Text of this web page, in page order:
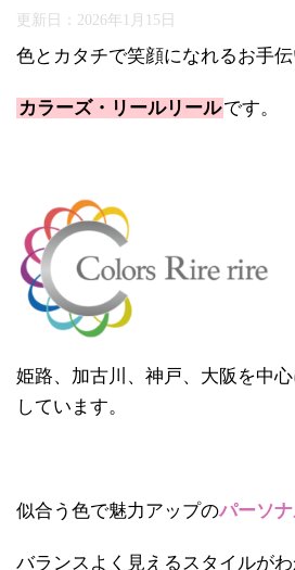
更新日： 2026年1月15日
色とカタチで笑顔になれるお手
カラーズ・リールリールです。
姫路、加古川、神戸、大阪を中
しています。
似合う色で魅力アップのパーソ
バランスよく見えるスタイルがわ